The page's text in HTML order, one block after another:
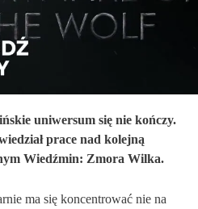
uniwersum się nie kończy.
prace nad kolejną
Wiedźmin: Zmora Wilka.
ma się koncentrować nie na